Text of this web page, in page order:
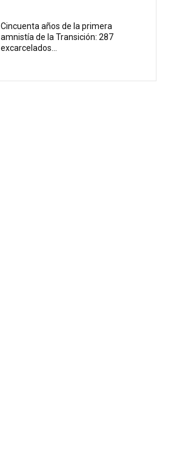
Cincuenta años de la primera
amnistía de la Transición: 287
excarcelados...